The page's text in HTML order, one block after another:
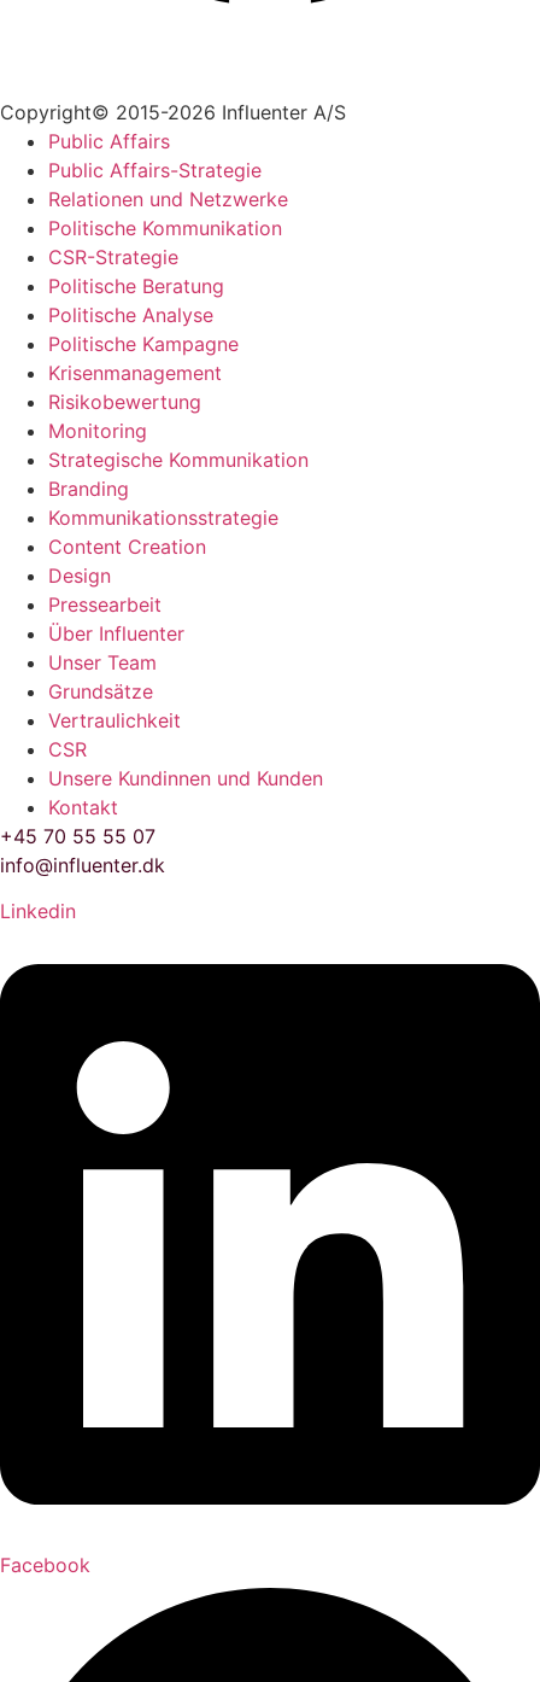
Copyright© 2015-2026 Influenter A/S
Public Affairs
Public Affairs-Strategie
Relationen und Netzwerke
Politische Kommunikation
CSR-Strategie
Politische Beratung
Politische Analyse
Politische Kampagne
Krisenmanagement
Risikobewertung
Monitoring
Strategische Kommunikation
Branding
Kommunikationsstrategie
Content Creation
Design
Pressearbeit
Über Influenter
Unser Team
Grundsätze
Vertraulichkeit
CSR
Unsere Kundinnen und Kunden
Kontakt
+45 70 55 55 07
info@influenter.dk
Linkedin
Facebook